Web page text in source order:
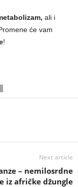
ali i
će vam
!
Next article
– nemilosrdne
iz afričke džungle